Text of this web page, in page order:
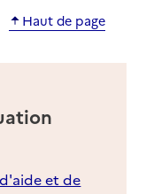
Haut de page
et de